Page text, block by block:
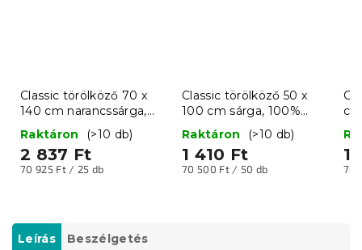
Classic törölköző 70 x
140 cm narancssárga,
100% pamut
Raktáron (>10 db)
2 837 Ft
Egységár:
70 925 Ft / 25 db
Classic törölköző 50 x
100 cm sárga, 100%
pamut
Raktáron (>10 db)
1 410 Ft
Egységár:
70 500 Ft / 50 db
1
70
Leírás Beszélgetés